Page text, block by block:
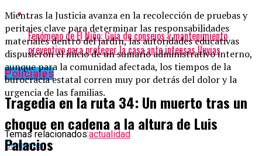
Mientras la Justicia avanza en la recolección de pruebas y
peritajes clave para determinar las responsabilidades
materiales dentro del jardín, las autoridades educativas
dispusieron el inicio de un sumario administrativo interno,
aunque para la comunidad afectada, los tiempos de la
burocracia estatal corren muy por detrás del dolor y la
urgencia de las familias.
Temas relacionados:actualidad
Siguente
Fenómeno de El Niño: Guía de consejos y mantenimiento
preventivo para proteger la casa ante intensas lluvias
Policiales
Tragedia en la ruta 34: Un muerto tras un
choque en cadena a la altura de Luis
Palacios